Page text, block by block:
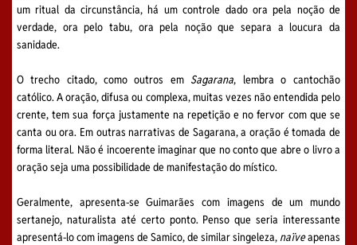
um ritual da circunstância, há um controle dado ora pela noção de
verdade, ora pelo tabu, ora pela noção que separa a loucura da
sanidade.
O trecho citado, como outros em Sagarana, lembra o cantochão
católico. A oração, difusa ou complexa, muitas vezes não entendida pelo
crente, tem sua força justamente na repetição e no fervor com que se
canta ou ora. Em outras narrativas de Sagarana, a oração é tomada de
forma literal. Não é incoerente imaginar que no conto que abre o livro a
oração seja uma possibilidade de manifestação do místico.
Geralmente, apresenta-se Guimarães com imagens de um mundo
sertanejo, naturalista até certo ponto. Penso que seria interessante
apresentá-lo com imagens de Samico, de similar singeleza, naïveapenas